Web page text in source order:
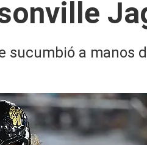
a manos